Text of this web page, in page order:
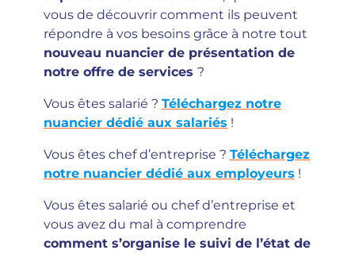
vous de découvrir comment ils peuvent
répondre à vos besoins grâce à notre tout
nouveau nuancier de présentation de
notre offre de services ?
Vous êtes salarié ? Téléchargez notre
nuancier dédié aux salariés !
Vous êtes chef d’entreprise ? Téléchargez
notre nuancier dédié aux employeurs !
Vous êtes salarié ou chef d’entreprise et
vous avez du mal à comprendre
comment s’organise le suivi de l’état de